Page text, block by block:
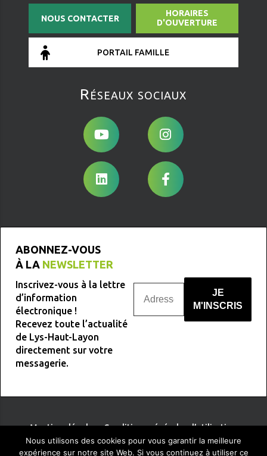
NOUS CONTACTER
HORAIRES
D'OUVERTURE
PORTAIL FAMILLE
Réseaux sociaux
ABONNEZ-VOUS
À LA NEWSLETTER
Inscrivez-vous à la lettre
d’information
électronique !
Recevez toute l’actualité
de Lys-Haut-Layon
directement sur votre
messagerie.
Mentions légales-Conditions générales d’utilisation
Nous utilisons des cookies pour vous garantir la meilleure
expérience sur notre site Web. Si vous continuez à utiliser ce